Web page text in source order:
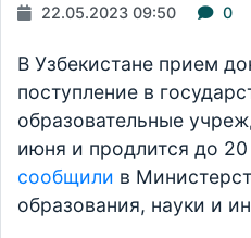
22.05.2023 09:50 0
В Узбекистане прием
поступление в
образовательные
июня и продлится до
сообщили в
образования, науки и